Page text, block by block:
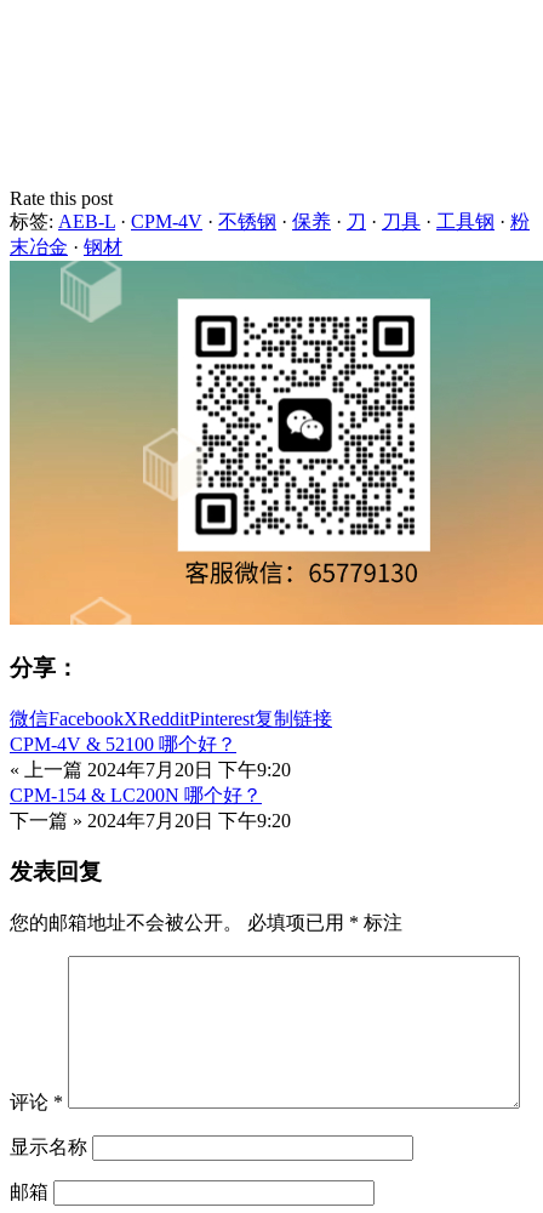
Rate this post
标签: AEB-L · CPM-4V · 不锈钢 · 保养 · 刀 · 刀具 · 工具钢 · 粉
末冶金 · 钢材
分享：
微信FacebookXRedditPinterest复制链接
CPM-4V & 52100 哪个好？
« 上一篇 2024年7月20日 下午9:20
CPM-154 & LC200N 哪个好？
下一篇 » 2024年7月20日 下午9:20
发表回复
您的邮箱地址不会被公开。 必填项已用 * 标注
评论 *
显示名称
邮箱